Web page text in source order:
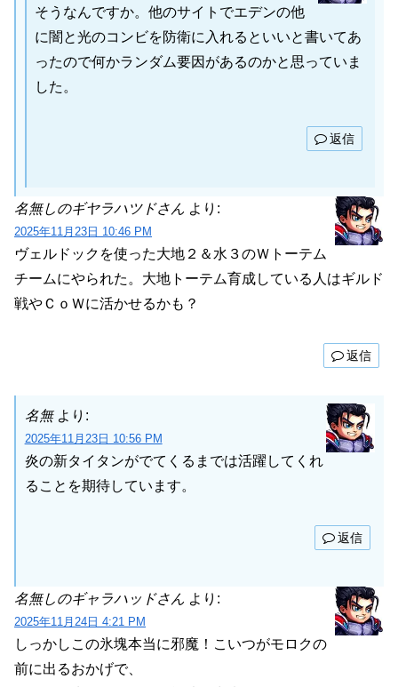
そうなんですか。他のサイトでエデンの他
に闇と光のコンビを防衛に入れるといいと書いてあ
ったので何かランダム要因があるのかと思っていま
した。
返信
名無しのギヤラハツドさん より:
2025年11月23日 10:46 PM
ヴェルドックを使った大地２＆水３のＷトーテム
チームにやられた。大地トーテム育成している人はギルド
戦やＣｏＷに活かせるかも？
返信
名無 より:
2025年11月23日 10:56 PM
炎の新タイタンがでてくるまでは活躍してくれ
ることを期待しています。
返信
名無しのギャラハッドさん より:
2025年11月24日 4:21 PM
しっかしこの氷塊本当に邪魔！こいつがモロクの
前に出るおかげで、